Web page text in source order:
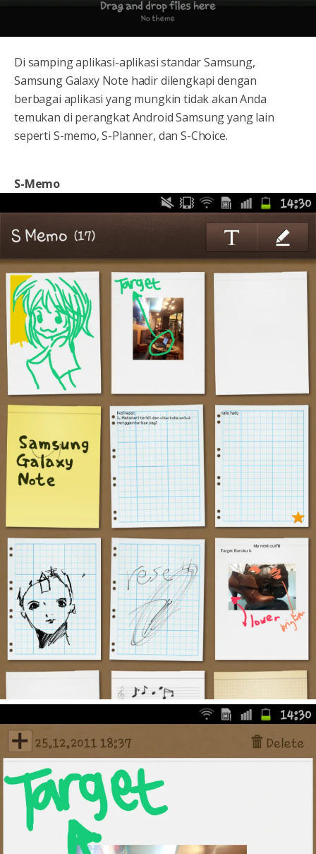
Di samping aplikasi-aplikasi standar Samsung,
Samsung Galaxy Note hadir dilengkapi dengan
berbagai aplikasi yang mungkin tidak akan Anda
temukan di perangkat Android Samsung yang lain
seperti S-memo, S-Planner, dan S-Choice.
S-Memo